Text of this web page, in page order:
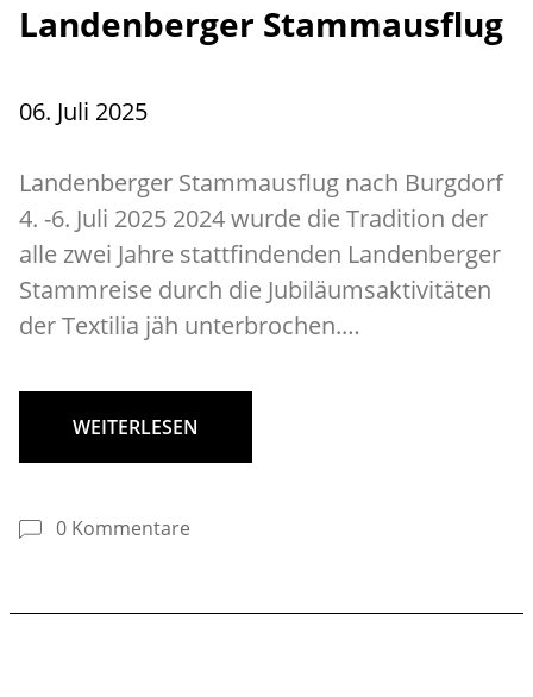
Landenberger Stammausflug
06. Juli 2025
Landenberger Stammausflug nach Burgdorf
4. -6. Juli 2025 2024 wurde die Tradition der
alle zwei Jahre stattfindenden Landenberger
Stammreise durch die Jubiläumsaktivitäten
der Textilia jäh unterbrochen.…
WEITERLESEN
0 Kommentare